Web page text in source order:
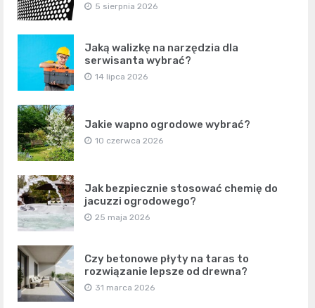
5 sierpnia 2026
Jaką walizkę na narzędzia dla
serwisanta wybrać?
14 lipca 2026
Jakie wapno ogrodowe wybrać?
10 czerwca 2026
Jak bezpiecznie stosować chemię do
jacuzzi ogrodowego?
25 maja 2026
Czy betonowe płyty na taras to
rozwiązanie lepsze od drewna?
31 marca 2026